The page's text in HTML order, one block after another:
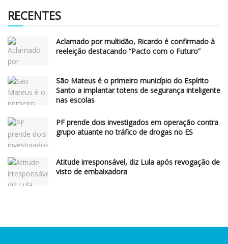
RECENTES
Aclamado por multidão, Ricardo é confirmado à
reeleição destacando “Pacto com o Futuro”
São Mateus é o primeiro município do Espírito
Santo a implantar totens de segurança inteligente
nas escolas
PF prende dois investigados em operação contra
grupo atuante no tráfico de drogas no ES
Atitude irresponsável, diz Lula após revogação de
visto de embaixadora